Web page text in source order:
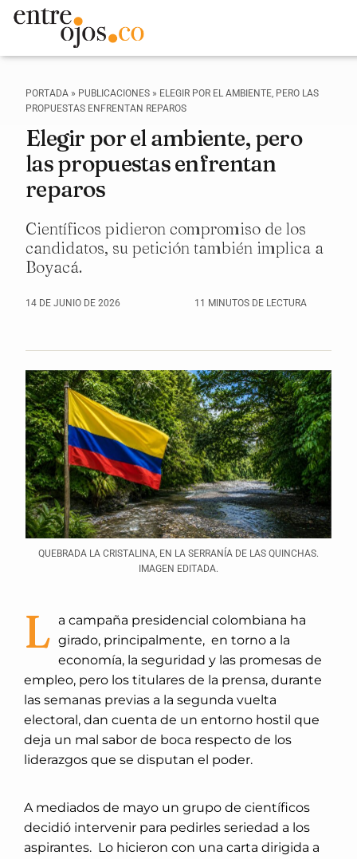
PORTADA » PUBLICACIONES » ELEGIR POR EL AMBIENTE, PERO LAS
PROPUESTAS ENFRENTAN REPAROS
Elegir por el ambiente, pero
las propuestas enfrentan
reparos
Científicos pidieron compromiso de los
candidatos, su petición también implica a
Boyacá.
14 DE JUNIO DE 2026 11 MINUTOS DE LECTURA
QUEBRADA LA CRISTALINA, EN LA SERRANÍA DE LAS QUINCHAS.
IMAGEN EDITADA.
L a campaña presidencial colombiana ha
girado, principalmente, en torno a la
economía, la seguridad y las promesas de
empleo, pero los titulares de la prensa, durante
las semanas previas a la segunda vuelta
electoral, dan cuenta de un entorno hostil que
deja un mal sabor de boca respecto de los
liderazgos que se disputan el poder.
A mediados de mayo un grupo de científicos
decidió intervenir para pedirles seriedad a los
aspirantes. Lo hicieron con una carta dirigida a